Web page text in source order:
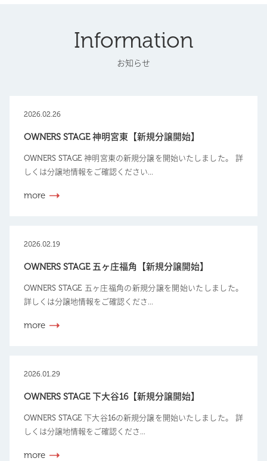
Information
お知らせ
2026.02.26
OWNERS STAGE 神明宮東【新規分譲開始】
OWNERS STAGE 神明宮東の新規分譲を開始いたしました。 詳
しくは分譲地情報をご確認ください...
more
2026.02.19
OWNERS STAGE 五ヶ庄福角【新規分譲開始】
OWNERS STAGE 五ヶ庄福角の新規分譲を開始いたしました。
詳しくは分譲地情報をご確認くださ...
more
2026.01.29
OWNERS STAGE 下大谷16【新規分譲開始】
OWNERS STAGE 下大谷16の新規分譲を開始いたしました。 詳
しくは分譲地情報をご確認くださ...
more